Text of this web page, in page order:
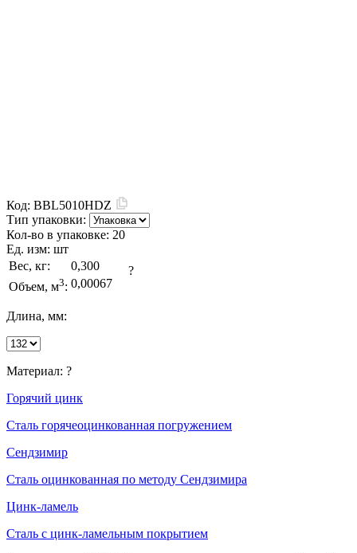
Код: BBL5010HDZ
Тип упаковки:
Кол-во в упаковке: 20
Ед. изм: шт
Вес, кг:
0,300
Объем, м3: 0,00067
?
Длина, мм:
Материал: ?
Горячий цинк
Сталь горячеоцинкованная погружением
Сендзимир
Сталь оцинкованная по методу Сендзимира
Цинк-ламель
Сталь с цинк-ламельным покрытием